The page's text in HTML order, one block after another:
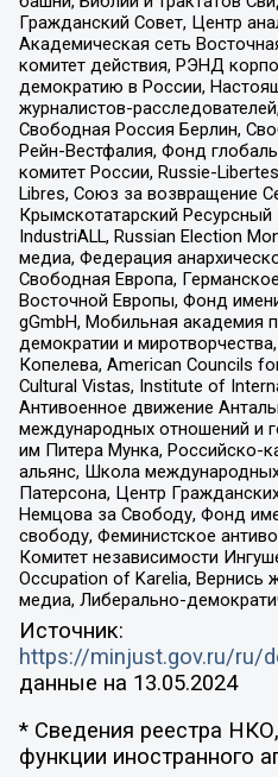
Гражданский Совет, Центр
Академическая сеть
комитет действия, РЭНД
демократию в России,
журналистов-
Свободная Россия Берлин,
Рейн-Вестфалия, Фонд
комитет России, Russie-
Libres, Союз за возвращение
Крымскотатарский
IndustriALL, Russian Election
медиа, Федерация
Свободная Европа,
Восточной Европы, Фонд
gGmbH, Мобильная академия
демократии и
Копелева, American Councils
Cultural Vistas, Institute of
Антивоенное движение
международных отношений и
им Питера Мунка, Российско-
альянс, Школа
Патерсона, Центр
Немцова за Свободу, Фонд
свободу, Феминистское
Комитет независимости
Occupation of Karelia,
медиа, Либерально-
Источник:
https://minjust.gov.ru/ru/
данные на 13.05.2024
* Сведения реестра
функции иностранного